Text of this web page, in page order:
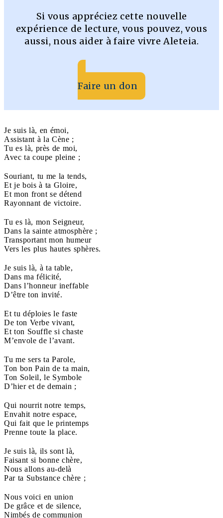
Si vous appréciez cette nouvelle
expérience de lecture, vous pouvez, vous
aussi, nous aider à faire vivre Aleteia.
Faire un don
Je suis là, en émoi,
Assistant à la Cène ;
Tu es là, près de moi,
Avec ta coupe pleine ;
Souriant, tu me la tends,
Et je bois à ta Gloire,
Et mon front se détend
Rayonnant de victoire.
Tu es là, mon Seigneur,
Dans la sainte atmosphère ;
Transportant mon humeur
Vers les plus hautes sphères.
Je suis là, à ta table,
Dans ma félicité,
Dans l’honneur ineffable
D’être ton invité.
Et tu déploies le faste
De ton Verbe vivant,
Et ton Souffle si chaste
M’envole de l’avant.
Tu me sers ta Parole,
Ton bon Pain de ta main,
Ton Soleil, le Symbole
D’hier et de demain ;
Qui nourrit notre temps,
Envahit notre espace,
Qui fait que le printemps
Prenne toute la place.
Je suis là, ils sont là,
Faisant si bonne chère,
Nous allons au-delà
Par ta Substance chère ;
Nous voici en union
De grâce et de silence,
Nimbés de communion